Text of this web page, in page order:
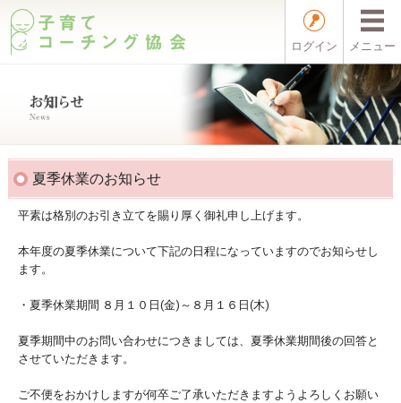
ログイン メニュー
夏季休業のお知らせ
平素は格別のお引き立てを賜り厚く御礼申し上げます。
本年度の夏季休業について下記の日程になっていますのでお知らせし
ます。
・夏季休業期間 ８月１０日(金)～８月１６日(木)
夏季期間中のお問い合わせにつきましては、夏季休業期間後の回答と
させていただきます。
ご不便をおかけしますが何卒ご了承いただきますようよろしくお願い